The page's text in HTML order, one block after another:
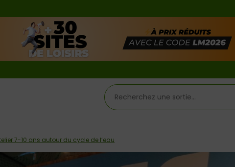
7-10 ans autour du cycle de l’eau